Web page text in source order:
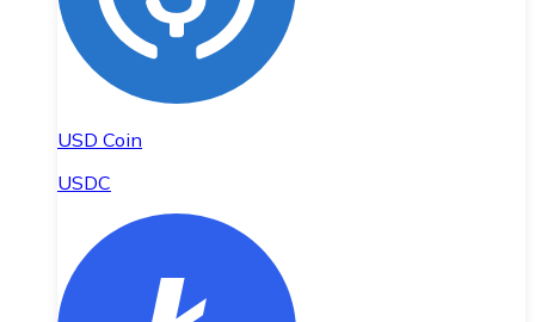
USD Coin
USDC